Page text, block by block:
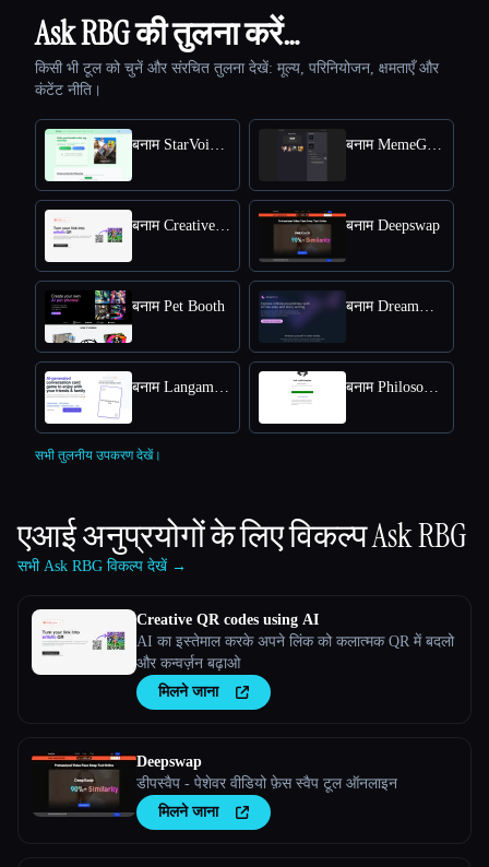
Ask RBG की तुलना करें…
किसी भी टूल को चुनें और संरचित तुलना देखें: मूल्य, परिनियोजन, क्षमताएँ और
कंटेंट नीति।
बनाम Deepswap
बनाम Pet Booth
सभी तुलनीय उपकरण देखें।
एआई अनुप्रयोगों के लिए विकल्पAsk RBG
सभी Ask RBG विकल्प देखें →
Creative QR codes using AI
AI का इस्तेमाल करके अपने लिंक को कलात्मक QR में बदलो
और कन्वर्ज़न बढ़ाओ
मिलने जाना
Deepswap
डीपस्वैप - पेशेवर वीडियो फ़ेस स्वैप टूल ऑनलाइन
मिलने जाना